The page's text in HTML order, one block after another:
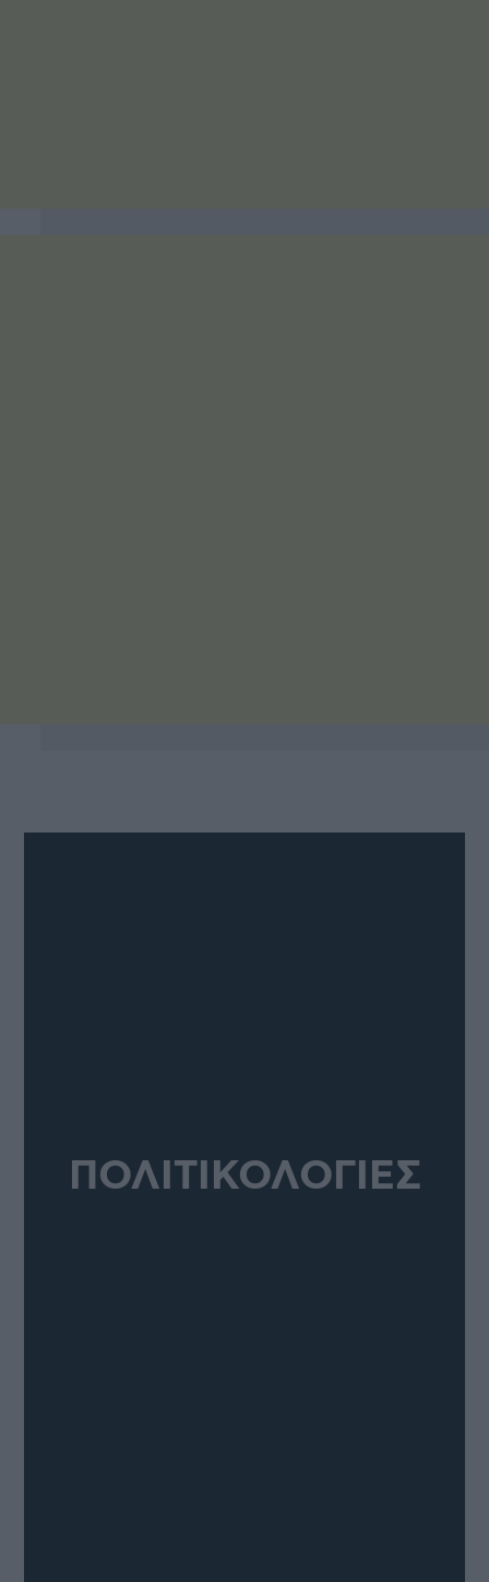
ΠΟΛΙΤΙΚΟΛΟΓΙΕΣ